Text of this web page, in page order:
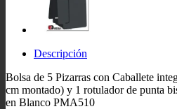
Descripción
Bolsa de 5 Pizarras con Caballete
cm montado) y 1 rotulador de punta
en Blanco PMA510